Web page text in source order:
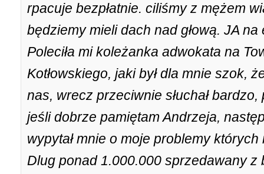
rpacuje bezpłatnie. ciliśmy z mężem
będziemy mieli dach nad głową. JA
Poleciła mi koleżanka adwokata na
Kotłowskiego, jaki był dla mnie szok,
nas, wrecz przeciwnie słuchał
jeśli dobrze pamiętam Andrzeja,
wypytał mnie o moje problemy
Dlug ponad 1.000.000 sprzedawany z